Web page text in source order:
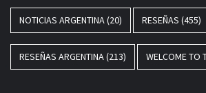
NOTICIAS ARGENTINA(20) RESEÑAS (455)
RESEÑAS ARGENTINA(213) WELCOME TO